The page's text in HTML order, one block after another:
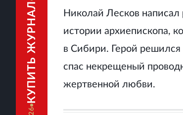
КУПИТЬ ЖУРНАЛ
Николай Лесков написал
истории архиепископа,
в Сибири. Герой решился
спас некрещеный
жертвенной любви.